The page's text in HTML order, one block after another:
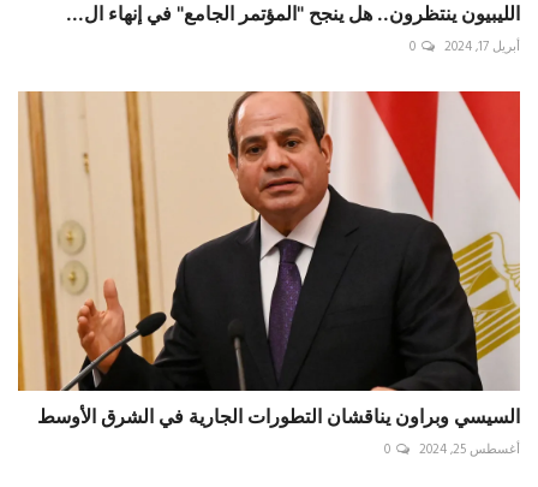
الليبيون ينتظرون.. هل ينجح "المؤتمر الجامع" في إنهاء ال...
أبريل 17, 2024 0
السيسي وبراون يناقشان التطورات الجارية في الشرق الأوسط
أغسطس 25, 2024 0